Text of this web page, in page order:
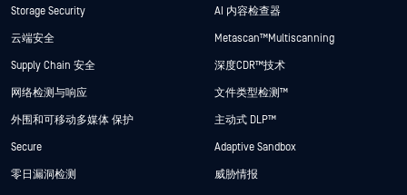
Storage Security
云端安全
Supply Chain 安全
网络检测与响应
外围和可移动多媒体 保护
Secure
零日漏洞检测
AI 内容检查器
Metascan™ Multiscanning
深度CDR™技术
文件类型检测™
主动式 DLP™
Adaptive Sandbox
威胁情报